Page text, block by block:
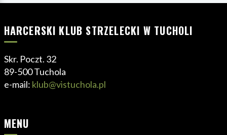
HARCERSKI KLUB STRZELECKI W TUCHOLI
Skr. Poczt. 32
89-500 Tuchola
e-mail: klub@vistuchola.pl
MENU